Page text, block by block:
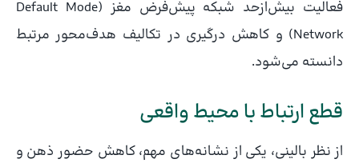
فعالیت بیش‌ازحد شبکه پیش‌فرض مغز (Default Mode
Network) و کاهش درگیری در تکالیف هدف‌محور مرتبط
دانسته می‌شود.
قطع ارتباط با محیط واقعی
از نظر بالینی، یکی از نشانه‌های مهم، کاهش حضور ذهن و